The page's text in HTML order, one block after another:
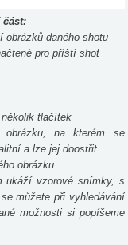
část:
daného shotu
pro příští shot
tlačítek
na kterém se
a lze jej doostřit
obrázku
ukáží vzorové snímky, s
můžete při vyhledávání
možnosti si popíšeme